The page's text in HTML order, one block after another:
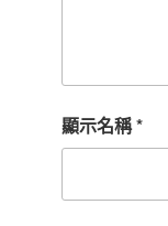
顯示名稱*